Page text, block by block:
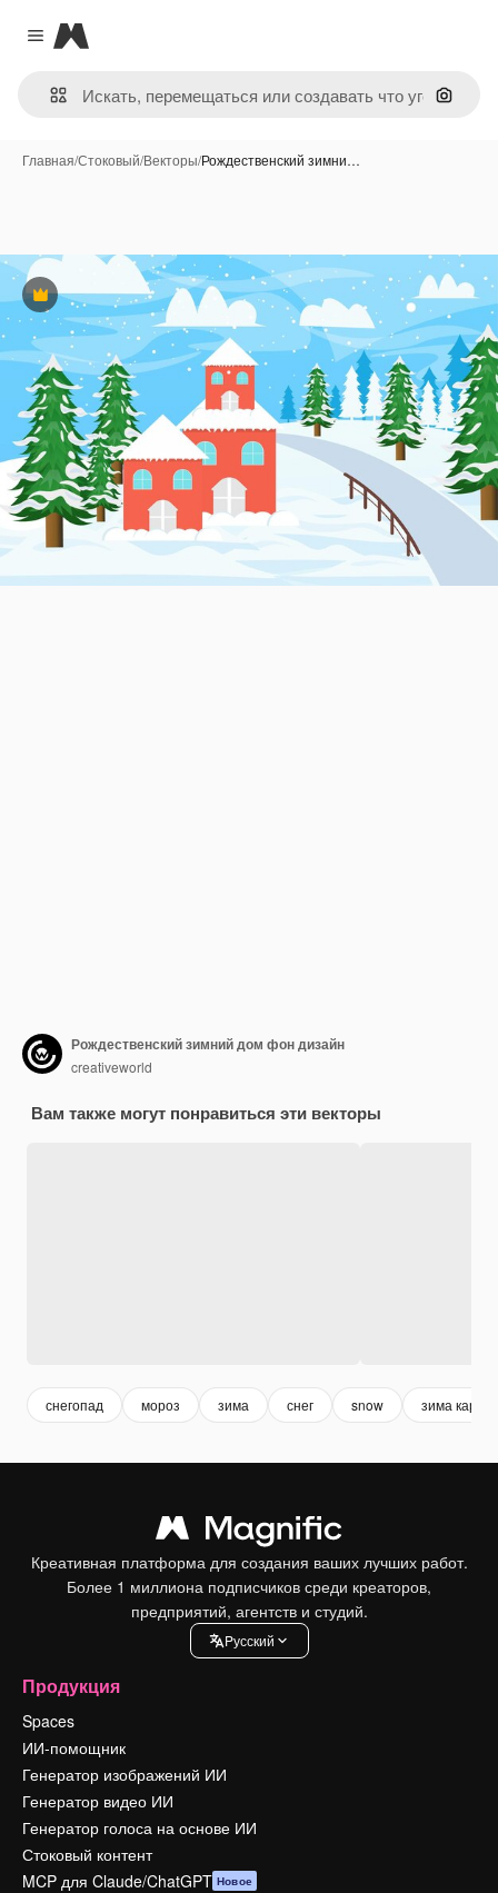
Close menu
Magnific
Поиск
Главная/Стоковый/Векторы/Рождественский зимни…
Премиум
Рождественский зимний дом фон дизайн
creativeworld
Вам также могут понравиться эти векторы
снегопад мороз зима снег snow зима
Креативная платформа для создания ваших лучших работ.
Более 1 миллиона подписчиков среди креаторов,
предприятий, агентств и студий.
Pусский
Продукция
Spaces
ИИ-помощник
Генератор изображений ИИ
Генератор видео ИИ
Генератор голоса на основе ИИ
Стоковый контент
MCP для Claude/ChatGPT Новое